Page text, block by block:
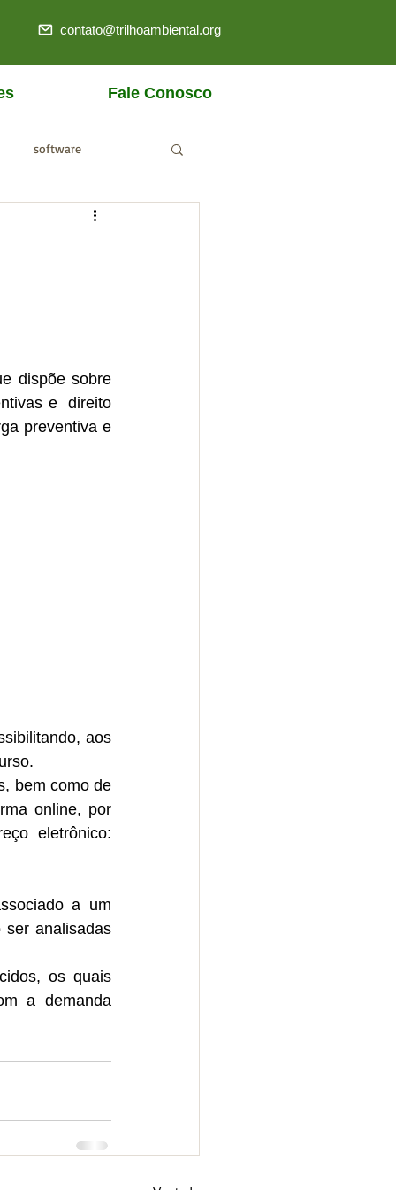
contato@trilhoambiental.org
Fale Conosco
software
dispõe sobre
e  direito
preventiva e
aos
bem como de
online, por
a um
ser analisadas
os quais
a demanda